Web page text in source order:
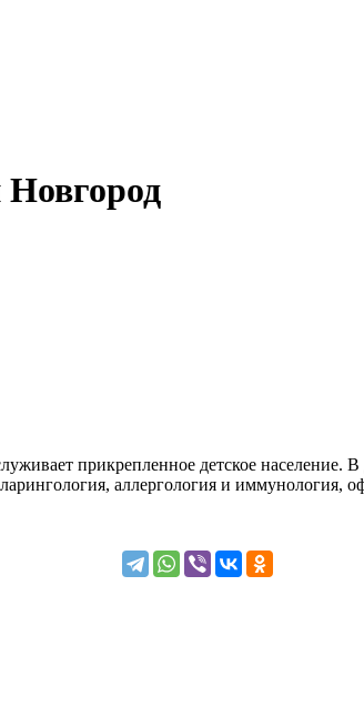
прикрепленное детское население.
аллергология и иммунология,